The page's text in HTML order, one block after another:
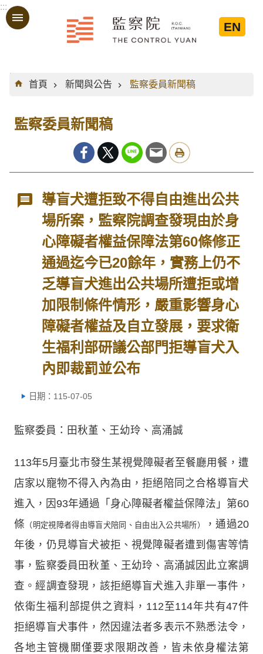
跳到主要內容區塊
:::
EN
:::
首頁
新聞與公告 監察委員新聞稿
監察委員新聞稿
導盲犬遭拒致不得自由進出公共
場所案，監察院調查發現由於身
心障礙者權益保障法第60條修正
通過迄今已20餘年，實務上仍不
乏導盲犬進出公共場所遭拒或增
加限制條件情形，嚴重影響身心
障礙者權益及自立發展，要求衛
生福利部研議公部門拒導盲犬入
內即裁罰並公布
日期：115-07-05
監察委員：田秋堇、王幼玲、高涌誠
113年5月臺北市發生某視覺障礙者至餐廳用餐，遭
店家以寵物不得入內為由，拒絕陪同之合格導盲犬
進入，因93年通過「身心障礙者權益保障法」第60
條 （明定視障者得由導盲犬陪同、自由出入公共場所）
，通過20
年後，仍見導盲犬被拒、視覺障礙者遭到傷害等情
事，監察委員田秋堇、王幼玲、高涌誠因此立案調
查。經調查發現，該拒絕導盲犬進入非單一事件，
依衛生福利部提供之資料，112至114年共有47件
拒絕導盲犬事件，然因違法者多表示不熟悉法令，
各地主管機關僅要求限期改善，皆未依身權法第